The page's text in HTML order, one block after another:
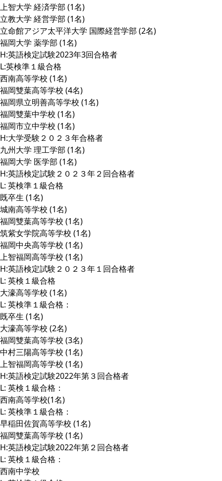
上智大学 経済学部 (1名)
立教大学 経営学部 (1名)
立命館アジア太平洋大学 国際経営学部 (2名)
福岡大学 薬学部 (1名)
H:英語検定試験2023年3回合格者
L:英検準１級合格
西南高等学校 (1名)
福岡雙葉高等学校 (4名)
福岡県立明善高等学校 (1名)
福岡雙葉中学校 (1名)
福岡市立中学校 (1名)
H:大学受験２０２３年合格者
九州大学 理工学部 (1名)
福岡大学 医学部 (1名)
H:英語検定試験２０２３年２回合格者
L: 英検準１級合格
既卒生 (1名)
城南高等学校 (1名)
福岡雙葉高等学校 (1名)
筑紫女学院高等学校 (1名)
福岡中央高等学校 (1名)
上智福岡高等学校 (1名)
H:英語検定試験２０２３年１回合格者
L: 英検１級合格
大濠高等学校 (1名)
L: 英検準１級合格：
既卒生 (1名)
大濠高等学校 (2名)
福岡雙葉高等学校 (3名)
中村三陽高等学校 (1名)
上智福岡高等学校 (1名)
H:英語検定試験2022年第３回合格者
L: 英検１級合格：
西南高等学校(1名)
L: 英検準１級合格：
早稲田佐賀高等学校 (1名)
福岡雙葉高等学校 (1名)
H:英語検定試験2022年第２回合格者
L: 英検１級合格：
西南中学校